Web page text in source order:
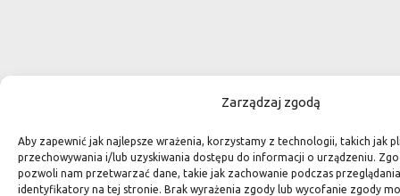
Zarządzaj zgodą
Aby zapewnić jak najlepsze wrażenia, korzystamy z technologii, takich jak
przechowywania i/lub uzyskiwania dostępu do informacji o urządzeniu.
pozwoli nam przetwarzać dane, takie jak zachowanie podczas
identyfikatory na tej stronie. Brak wyrażenia zgody lub wycofanie zgody